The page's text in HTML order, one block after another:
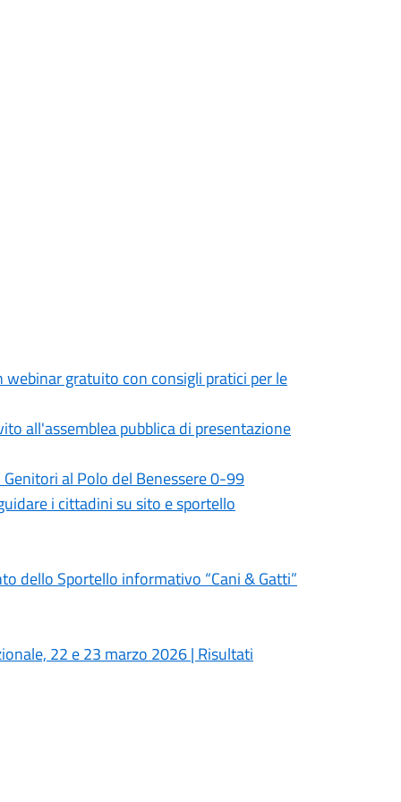
gratuito con consigli pratici per le
all'assemblea pubblica di presentazione
al Polo del Benessere 0-99
i cittadini su sito e sportello
dello Sportello informativo “Cani & Gatti”
22 e 23 marzo 2026 | Risultati